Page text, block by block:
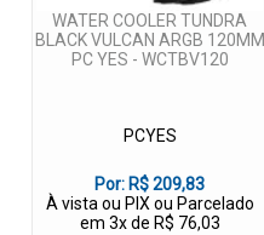
WATER COOLER TUNDRA
BLACK VULCAN ARGB 120MM
PC YES - WCTBV120
PCYES
Por: R$ 209,83
À vista ou PIX ou Parcelado
em 3x de R$ 76,03